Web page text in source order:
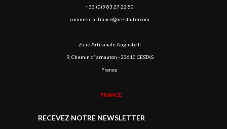
+33 (0)9 83 27 22 50
commercial.france@arestalfer.com
Zone Artisanale Auguste II
9, Chemin d' arnauton - 33610 CESTAS
France
FRANCE
RECEVEZ NOTRE NEWSLETTER